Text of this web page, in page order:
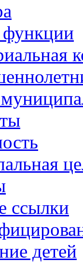
функции
ссылки
детей